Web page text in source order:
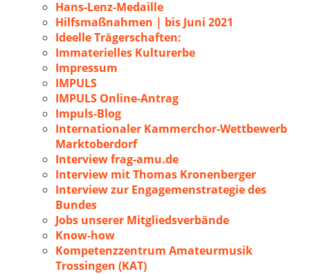
Hans-Lenz-Medaille
Hilfsmaßnahmen | bis Juni 2021
Ideelle Trägerschaften:
Immaterielles Kulturerbe
Impressum
IMPULS
IMPULS Online-Antrag
Impuls-Blog
Internationaler Kammerchor-Wettbewerb
Marktoberdorf
Interview frag-amu.de
Interview mit Thomas Kronenberger
Interview zur Engagemenstrategie des
Bundes
Jobs unserer Mitgliedsverbände
Know-how
Kompetenzzentrum Amateurmusik
Trossingen (KAT)